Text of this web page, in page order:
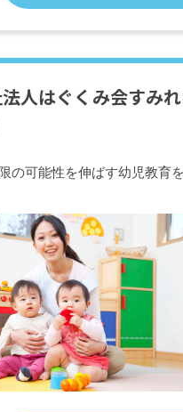
人はぐくみ会すみ
の可能性を伸ばす幼児教育